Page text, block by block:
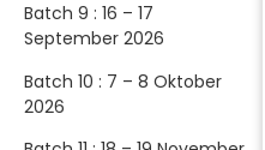
Batch 9 : 16 – 17
September 2026
Batch 10 : 7 – 8 Oktober
2026